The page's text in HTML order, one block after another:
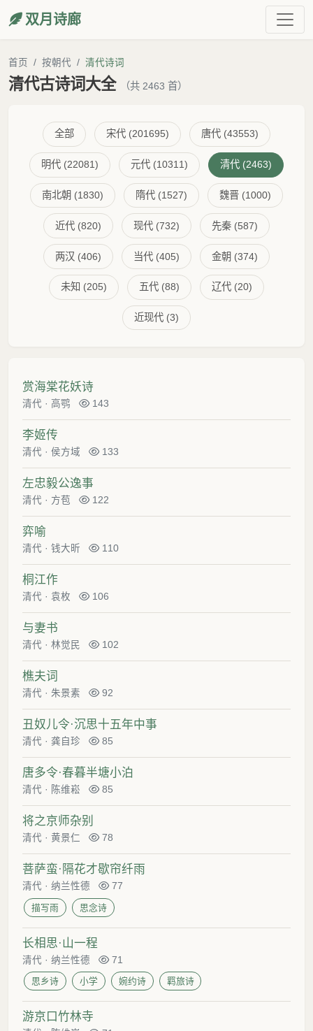
双月诗廊
首页 按朝代 清代诗词
清代古诗词大全 （共 2463 首）
全部 宋代 (201695) 唐代 (43553)
明代 (22081) 元代 (10311) 清代 (2463)
南北朝 (1830) 隋代 (1527) 魏晋 (1000)
近代 (820) 现代 (732) 先秦 (587)
两汉 (406) 当代 (405) 金朝 (374)
未知 (205) 五代 (88) 辽代 (20)
近现代 (3)
赏海棠花妖诗
清代 · 高鹗 143
李姬传
清代 · 侯方域 133
左忠毅公逸事
清代 · 方苞 122
弈喻
清代 · 钱大昕 110
桐江作
清代 · 袁枚 106
与妻书
清代 · 林觉民 102
樵夫词
清代 · 朱景素 92
丑奴儿令·沉思十五年中事
清代 · 龚自珍 85
唐多令·春暮半塘小泊
清代 · 陈维崧 85
将之京师杂别
清代 · 黄景仁 78
菩萨蛮·隔花才歇帘纤雨
清代 · 纳兰性德 77
描写雨 思念诗
长相思·山一程
清代 · 纳兰性德 71
思乡诗 小学 婉约诗 羁旅诗
游京口竹林寺